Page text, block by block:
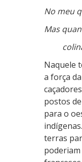
No meu
Mas
Naquele
a força
postos
para o
terras